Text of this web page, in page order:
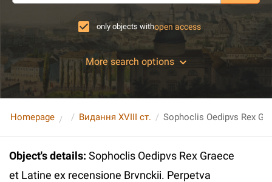
only objects withopen access
More search options
Homepage Видання XVIII ст.
Object's details: Sophoclis Oedipvs Rex Graece
et Latine ex recensione Brvnckii. Perpetva